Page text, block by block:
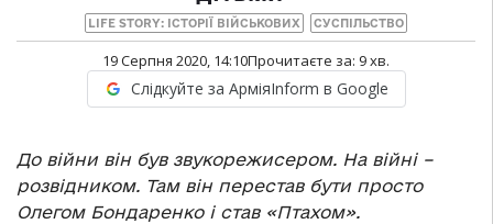
LIFE STORY: ІСТОРІЇ ВІЙСЬКОВИХ СУСПІЛЬСТВО
19 Серпня 2020, 14:10Прочитаєте за: 9хв.
Слідкуйте за АрміяInform в Google
До війни він був звукорежисером. На війні –
розвідником. Там він перестав бути просто
Олегом Бондаренко і став «Птахом».